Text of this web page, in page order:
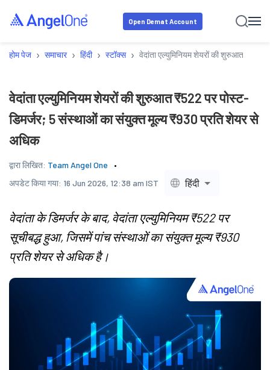
Open Demat Account
होम पेज › समाचार › हिंदी › स्टॉक्स › वेदांता एल्युमिनियम शेयरों की शुरुआत
वेदांता एल्युमिनियम शेयरों की शुरुआत ₹522 पर पोस्ट-
डिमर्जर; 5 संस्थाओं का संयुक्त मूल्य ₹930 प्रति शेयर से
अधिक
द्वारा लिखित: Team Angel One
अपडेट किया गया: 16 Jun 2026, 12:38 am IST हिंदी
वेदांता के डिमर्जर के बाद, वेदांता एल्युमिनियम ₹522 पर
सूचीबद्ध हुआ, जिसमें पांच संस्थाओं का संयुक्त मूल्य ₹930
प्रति शेयर से अधिक है।